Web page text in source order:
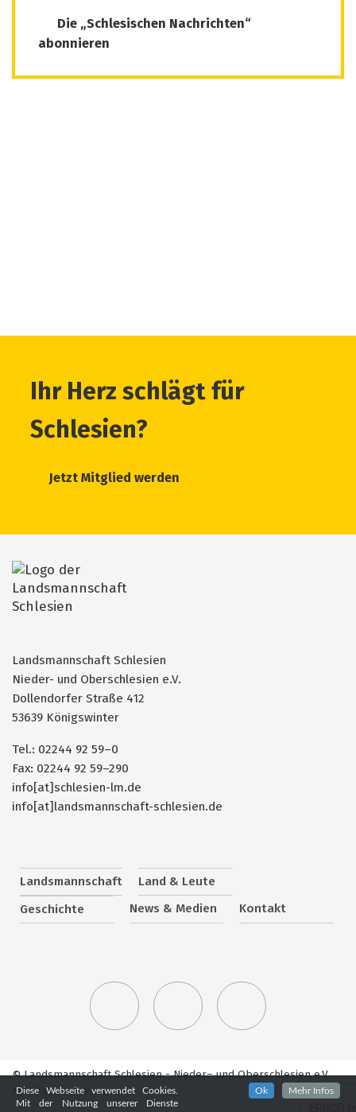
Die „Schlesischen Nachrichten“
abonnieren
Ihr Herz schlägt für
Schlesien?
Jetzt Mitglied werden
Landsmannschaft Schlesien
Nieder- und Oberschlesien e.V.
Dollendorfer Straße 412
53639 Königswinter
Tel.: 02244 92 59–0
Fax: 02244 92 59–290
info[at]schlesien-lm.de
info[at]landsmannschaft-schlesien.de
Landsmannschaft
Land & Leute
Geschichte
News & Medien Kontakt
© Landsmannschaft Schlesien - Nieder– und Oberschlesien e.V.
Alle Rechte vorbehalten.
Diese Webseite verwendet Cookies.
Mit der Nutzung unserer Dienste
Ok Mehr Infos